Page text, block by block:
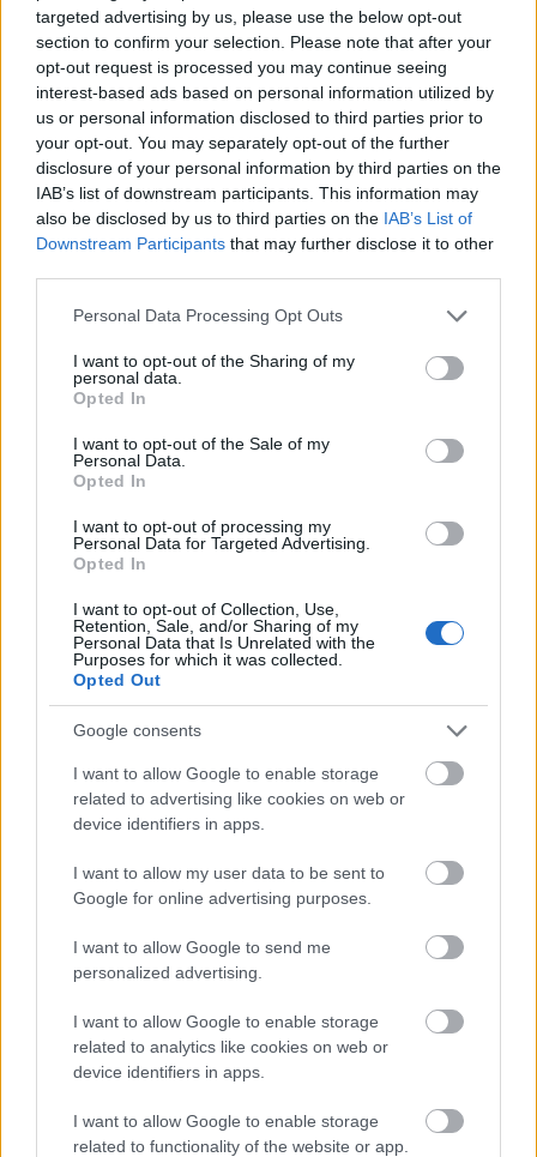
targeted advertising by us, please use the below opt-out
section to confirm your selection. Please note that after your
opt-out request is processed you may continue seeing
interest-based ads based on personal information utilized by
us or personal information disclosed to third parties prior to
your opt-out. You may separately opt-out of the further
disclosure of your personal information by third parties on the
IAB’s list of downstream participants. This information may
also be disclosed by us to third parties on the IAB’s List of
Downstream Participants that may further disclose it to other
Please note that this website/app uses one or more Google
not limited to your visit or usage behaviour. You may click to
grant or deny consent to Google and its third-party tags to
use your data for below specified purposes in below Google
consent section.
Personal Data Processing Opt Outs
I want to opt-out of the Sharing of my
personal data.
Opted In
I want to opt-out of the Sale of my
Personal Data.
Opted In
I want to opt-out of processing my
Personal Data for Targeted Advertising.
Opted In
I want to opt-out of Collection, Use,
Retention, Sale, and/or Sharing of my
Personal Data that Is Unrelated with the
Purposes for which it was collected.
Opted Out
Google consents
I want to allow Google to enable storage
related to advertising like cookies on web or
device identifiers in apps.
I want to allow my user data to be sent to
Google for online advertising purposes.
I want to allow Google to send me
personalized advertising.
I want to allow Google to enable storage
related to analytics like cookies on web or
device identifiers in apps.
I want to allow Google to enable storage
related to functionality of the website or app.
Szovjetunió szétesése óta az utóbbi évtizedek
legnagyobb projektje, a putyini rendszer fellazítása.
A fő cél Oroszországban a gazdasági és politikai
befolyás megszerzése. Mindez az Ukrajnába
behatolást követően történik, összehangolva a főleg
Varsóból, illetve Vilniusból szervezett Belarusz
eseményekkel. Felkészül Moldova!
Az USA-ban történt elnökváltás kedvez a
folyamatnak, hiszen ezekben a kérdésekben
Államoknak.
Joe Bidenfelügyelte a 2014-es kijevi puccs
megszervezését, majd az ország amerikai
oroszsággal szemben meghatározó, fasiszta
hagyományok állami rangra emelését, aki most ült
térségben az aVictoria Nuland,aki évekkel a kijevi
puccs előtt nyilvánosan jelentette be, hogy az USA
három milliárd dollárt fordít Ukrajna átalakítására,
beleértve a paramilitáris alakulatok kiképzését. Ezek
aztán lángba borították a kijevi Majdant, majd
betörtek a Donyec-medencébe, rettegést okoztak
Ogyesszában, s más helyeken. Ha még emlékezünk
került. Néhányan persze igen jól jártak. KöztükJoe
fia, aki az egyik ukrán energetikai cégtől
azonban, aki
akkor Barack Obamakormányában az USA alelnöke
volt, megfenyegettePetro Porosenko
nem távolítják el a fia ügyében nyomozást elrendelt
ukrán főügyészt, amíg ő kiér a kijevi repülőtérre,
akkor annak rossz vége lesz. A leváltás azonnal
megtörtént. Azóta, roppant környezeti kárt okozva,
megkezdődött a kitermelés azokon az ukrajnai, a
Donyec-medence nyugati szélén lévő